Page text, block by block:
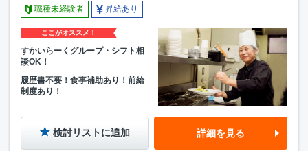
職種未経験者 昇給あり
ここがオススメ！
すかいらーくグループ・シフト相
談OK！
履歴書不要！食事補助あり！前給
制度あり！
検討リストに追加 詳細を見る